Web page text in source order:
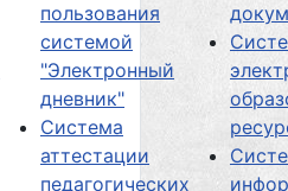
пользования
системой
"Электронный
дневник"
Система
аттестации
педагогических